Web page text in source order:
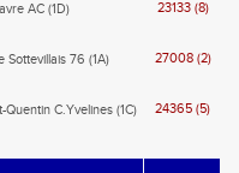
AC (1D) 23133 (8)
Sottevillais 76 (1A) 27008 (2)
Quentin C.Yvelines (1C) 24365 (5)